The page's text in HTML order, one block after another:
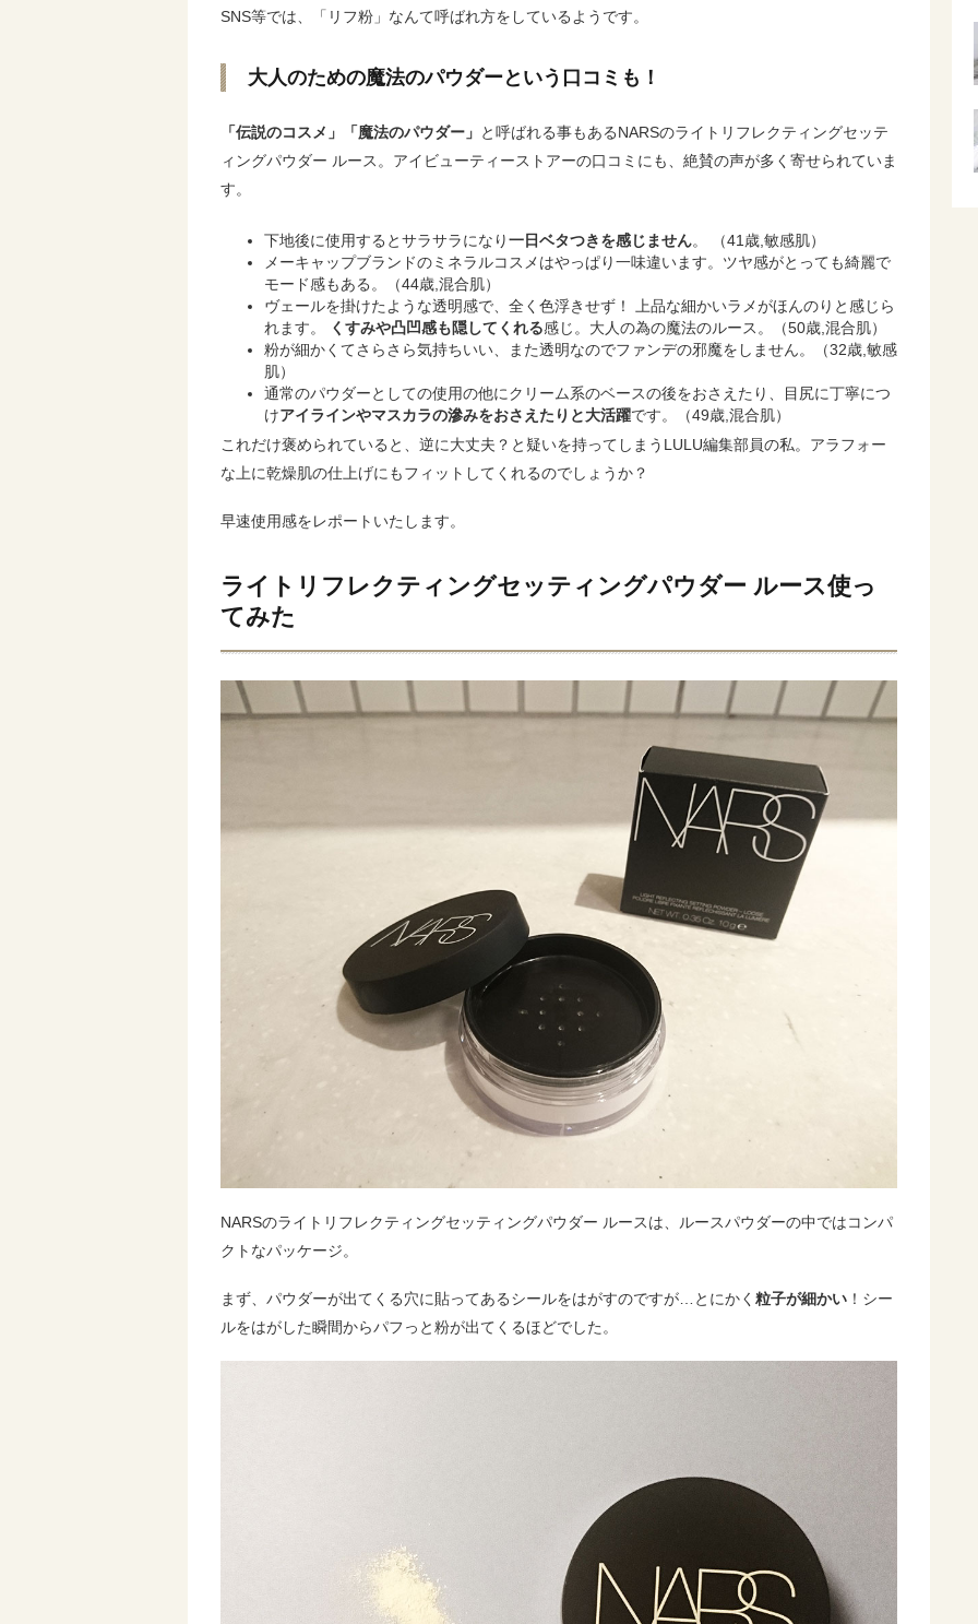
SNS等では、「リフ粉」なんて呼ばれ方をしているようです。
大人のための魔法のパウダーという口コミも！
「伝説のコスメ」「魔法のパウダー」 と呼ばれる事もあるNARSのライトリフレクティングセッテ
ィングパウダー ルース。アイビューティーストアーの口コミにも、絶賛の声が多く寄せられていま
す。
下地後に使用するとサラサラになり一日ベタつきを感じません。 （41歳,敏感肌）
メーキャップブランドのミネラルコスメはやっぱり一味違います。ツヤ感がとっても綺麗で
モード感もある。（44歳,混合肌）
ヴェールを掛けたような透明感で、全く色浮きせず！ 上品な細かいラメがほんのりと感じら
れます。
くすみや凸凹感も隠してくれる感じ。大人の為の魔法のルース。（50歳,混合肌）
粉が細かくてさらさら気持ちいい、また透明なのでファンデの邪魔をしません。（32歳,敏感
肌）
通常のパウダーとしての使用の他にクリーム系のベースの後をおさえたり、目尻に丁寧につ
けアイラインやマスカラの滲みをおさえたりと大活躍です。（49歳,混合肌）
これだけ褒められていると、逆に大丈夫？と疑いを持ってしまうLULU編集部員の私。アラフォー
な上に乾燥肌の仕上げにもフィットしてくれるのでしょうか？
早速使用感をレポートいたします。
ライトリフレクティングセッティングパウダー ルース使っ
てみた
NARSのライトリフレクティングセッティングパウダー ルースは、ルースパウダーの中ではコンパ
クトなパッケージ。
まず、パウダーが出てくる穴に貼ってあるシールをはがすのですが…とにかく 粒子が細かい ！シー
ルをはがした瞬間からパフっと粉が出てくるほどでした。